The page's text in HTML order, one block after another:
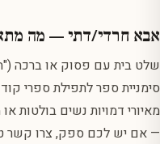
אבא חרדי/דתי — מה
שלט בית עם פסוק או ברכה
סימניית ספר לתפילת ספרי
מאיורי דמויות נשים בולטות
— אם יש לכם ספק, צרו קשר טלפוני 03-9655781